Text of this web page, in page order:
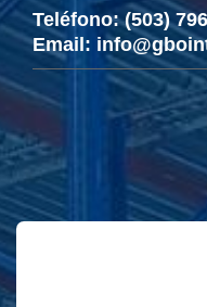
Teléfono:(503)
Email: